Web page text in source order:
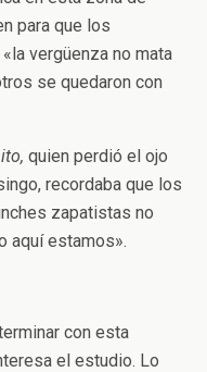
para que los
vergüenza no mata
se quedaron con
quien perdió el ojo
recordaba que los
zapatistas no
aquí estamos».
con esta
el estudio. Lo